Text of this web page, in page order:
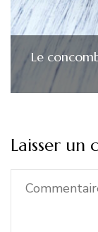
Le
Laisser un